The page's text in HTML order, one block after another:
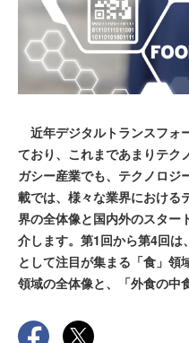
近年デジタルトランスフォ
ており、これまであまりテク
ガシー産業でも、テクノロジ
載では、様々な業界における
界の全体像と国内外のスター
介します。第1回から第4回は
として注目が集まる「食」領
領域の全体像と、「外食の中